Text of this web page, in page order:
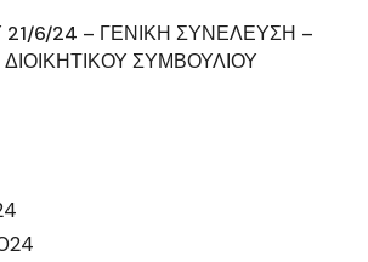
6/24 – ΓΕΝΙΚΗ ΣΥΝΕΛΕΥΣΗ –
ΣΥΜΒΟΥΛΙΟΥ